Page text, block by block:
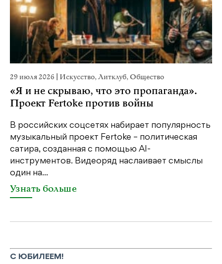
29 июля 2026 Искусство,Литклуб,Общество
«Я и не скрываю, что это пропаганда».
Проект Fertoke против войны
В российских соцсетях набирает популярность
музыкальный проект Fertoke – политическая
сатира, созданная с помощью AI-
инструментов. Видеоряд наслаивает смыслы
один на...
Узнать больше
С ЮБИЛЕЕМ!